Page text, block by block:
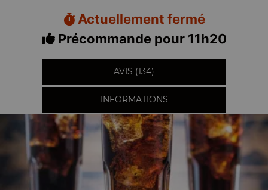
Actuellement fermé
Précommande pour 11h20
AVIS (134)
INFORMATIONS